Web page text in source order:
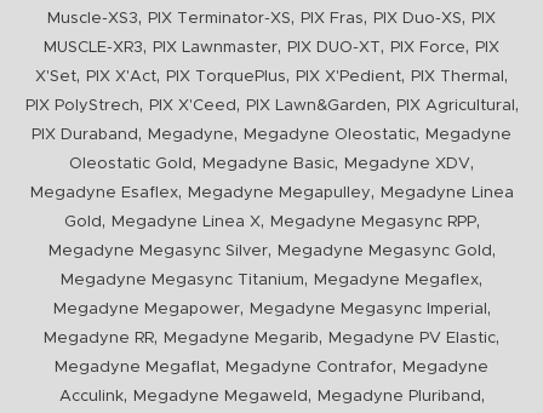
Muscle-XS3, PIX Terminator-XS, PIX Fras, PIX Duo-XS,
PIX
MUSCLE-XR3, PIX Lawnmaster, PIX DUO-XT , PIX Force,
PIX
X'Set, PIX X'Act, PIX TorquePlus, PIX X'Pedient, PIX Thermal ,
PIX PolyStrech, PIX X'Ceed , PIX Lawn&Garden, PIX Agricultural ,
PIX Duraband , Megadyne, Megadyne Oleostatic,
Megadyne
Oleostatic Gold , Megadyne Basic, Megadyne XDV,
Megadyne Esaflex, Megadyne Megapulley,
Megadyne Linea
Gold , Megadyne Linea X, Megadyne Megasync RPP,
Megadyne Megasync Silver, Megadyne Megasync Gold ,
Megadyne Megasync Titanium, Megadyne Megaflex,
Megadyne Megapower, Megadyne Megasync Imperial ,
Megadyne RR, Megadyne Megarib, Megadyne PV Elastic,
Megadyne Megaflat, Megadyne Contrafor,
Megadyne
Acculink, Megadyne Megaweld , Megadyne Pluriband ,